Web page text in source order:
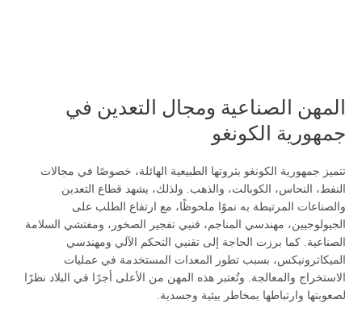
المهن الصناعية ومجال التعدين في
جمهورية الكونغو
تتميز جمهورية الكونغو بثروتها الطبيعية الهائلة، خصوصًا في مجالات
النفط، النحاس، الكوبالت، والذهب. ولذلك، يشهد قطاع التعدين
والصناعات المرتبطة به نموًا ملحوظًا، مع ارتفاع الطلب على
الجيولوجيين، مهندسي المناجم، فنيي تفجير الصخور، ومفتشي السلامة
الصناعية. كما برزت الحاجة إلى تقنيي التحكم الآلي ومهندسي
الميكاترونيكس، بسبب تطور المعدات المستخدمة في عمليات
الاستخراج والمعالجة. وتُعتبر هذه المهن من الأعلى أجرًا في البلاد نظرًا
لصعوبتها وارتباطها بمخاطر بيئية وجسدية.